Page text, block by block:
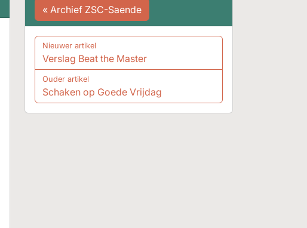
« Archief ZSC-Saende
Nieuwer artikel
Verslag Beat the Master
Ouder artikel
Schaken op Goede Vrijdag